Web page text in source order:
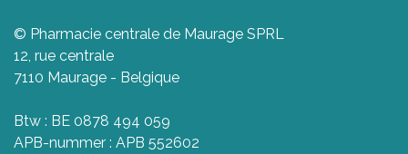
© Pharmacie centrale de Maurage SPRL
12, rue centrale
7110 Maurage - Belgique
Btw : BE 0878 494 059
APB-nummer : APB 552602